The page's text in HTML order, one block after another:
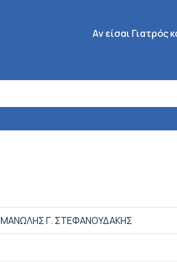
Κεντρική πλοήγηση
Aν είσαι Γιατρός
ΜΑΝΩΛΗΣ Γ. ΣΤΕΦΑΝΟΥΔΑΚΗΣ